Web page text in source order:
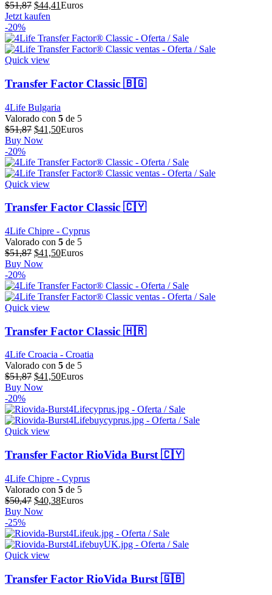
$51,87 El
precio
era:
$51,87.
$44,41El
es:
$44,41.
Euros
Jetzt kaufen
-20%
Quick view
Transfer Factor Classic 🇧🇬
4Life Bulgaria
Valorado con 5 de 5
$51,87 El
precio
era:
$51,87.
$41,50El
es:
$41,50.
Euros
Buy Now
-20%
Quick view
Transfer Factor Classic 🇨🇾
4Life Chipre - Cyprus
Valorado con 5 de 5
$51,87 El
precio
era:
$51,87.
$41,50El
es:
$41,50.
Euros
Buy Now
-20%
Quick view
Transfer Factor Classic 🇭🇷
4Life Croacia - Croatia
Valorado con 5 de 5
$51,87 El
precio
era:
$51,87.
$41,50El
es:
$41,50.
Euros
Buy Now
-20%
Quick view
Transfer Factor RioVida Burst 🇨🇾
4Life Chipre - Cyprus
Valorado con 5 de 5
$50,47 El
precio
era:
$50,47.
$40,38El
es:
$40,38.
Euros
Buy Now
-25%
Quick view
Transfer Factor RioVida Burst 🇬🇧